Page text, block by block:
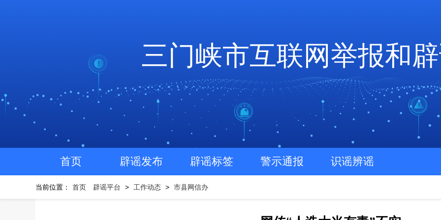
三门峡市互联网举报和
首页 辟谣发布 辟谣标签 警示通报 识谣辨谣
当前位置： 首页 辟谣平台 > 工作动态 > 市县网信办